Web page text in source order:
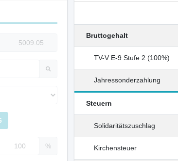
%
Bruttogehalt
TV-V E-9 Stufe 2 (100%)
Jahressonderzahlung
Steuern
Solidaritätszuschlag
Kirchensteuer